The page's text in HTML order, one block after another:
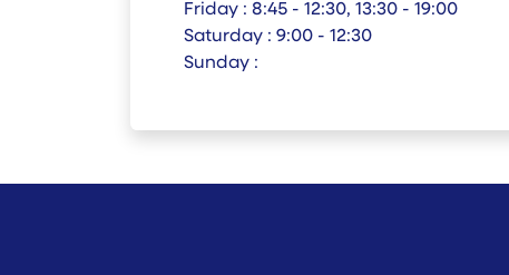
Friday : 8:45 - 12:30, 13:30 - 19:00
Saturday : 9:00 - 12:30
Sunday :